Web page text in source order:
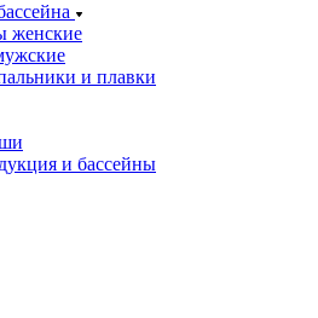
женские
и плавки
и бассейны